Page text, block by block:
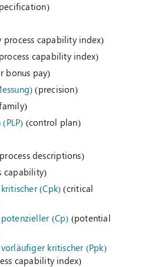
capability index)
capability index)
bonus pay)
(precision)
(control plan)
descriptions)
capability)
(Cpk) (critical
(Cp) (potential
kritischer (Ppk)
capability index)